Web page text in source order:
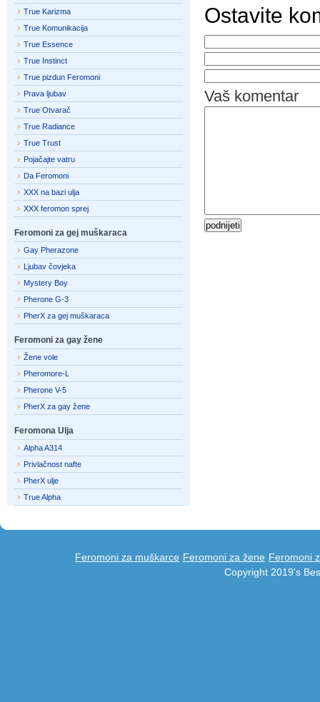
Ostavite
Vaš komentar
True Karizma
True Komunikacija
True Essence
True Instinct
True pizdun Feromoni
Prava ljubav
True Otvarač
True Radiance
True Trust
Pojačajte vatru
Da Feromoni
XXX na bazi ulja
XXX feromon sprej
Feromoni za gej muškaraca
Gay Pherazone
Ljubav čovjeka
Mystery Boy
Pherone G-3
PherX za gej muškaraca
Feromoni za gay žene
Žene vole
Pheromore-L
Pherone V-5
PherX za gay žene
Feromona Ulja
Alpha A314
Privlačnost nafte
PherX ulje
True Alpha
Feromoni za muškarce Feromoni za žene Feromoni
Copyright 2019's